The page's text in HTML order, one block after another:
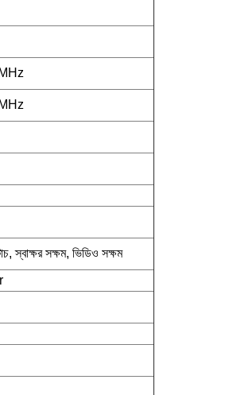
স্বাক্ষর সক্ষম, ভিডিও সক্ষম